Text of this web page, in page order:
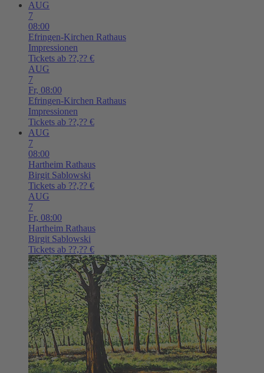
AUG
7
08:00
Efringen-Kirchen Rathaus
Impressionen
Tickets ab ??,?? €
AUG
7
Fr, 08:00
Efringen-Kirchen Rathaus
Impressionen
Tickets ab ??,?? €
AUG
7
08:00
Hartheim Rathaus
Birgit Sablowski
Tickets ab ??,?? €
AUG
7
Fr, 08:00
Hartheim Rathaus
Birgit Sablowski
Tickets ab ??,?? €